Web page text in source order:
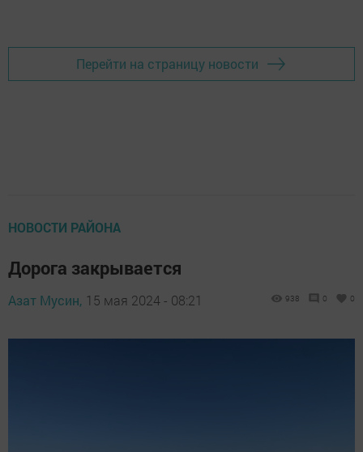
Перейти на страницу новости
НОВОСТИ РАЙОНА
Дорога закрывается
Азат Мусин, 15 мая 2024 - 08:21 938 0 0